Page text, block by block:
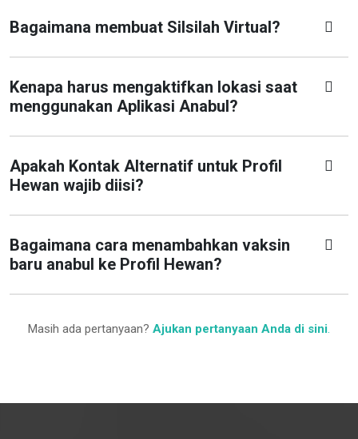
Bagaimana membuat Silsilah Virtual?
Kenapa harus mengaktifkan lokasi saat
menggunakan Aplikasi Anabul?
Apakah Kontak Alternatif untuk Profil
Hewan wajib diisi?
Bagaimana cara menambahkan vaksin
baru anabul ke Profil Hewan?
Masih ada pertanyaan? Ajukan pertanyaan Anda di sini.